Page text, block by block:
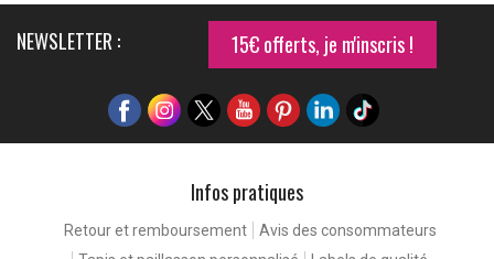
NEWSLETTER : 15€ offerts, je m'inscris !
Infos pratiques
Retour et remboursement
Avis des consommateurs